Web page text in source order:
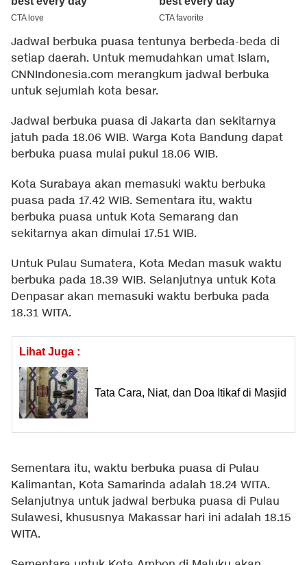
Jadwal berbuka puasa tentunya berbeda-beda di
setiap daerah. Untuk memudahkan umat Islam,
CNNIndonesia.com merangkum jadwal berbuka
untuk sejumlah kota besar.
Jadwal berbuka puasa di Jakarta dan sekitarnya
jatuh pada 18.06 WIB. Warga Kota Bandung dapat
berbuka puasa mulai pukul 18.06 WIB.
Kota Surabaya akan memasuki waktu berbuka
puasa pada 17.42 WIB. Sementara itu, waktu
berbuka puasa untuk Kota Semarang dan
sekitarnya akan dimulai 17.51 WIB.
Untuk Pulau Sumatera, Kota Medan masuk waktu
berbuka pada 18.39 WIB. Selanjutnya untuk Kota
Denpasar akan memasuki waktu berbuka pada
18.31 WITA.
Lihat Juga :
Tata Cara, Niat, dan Doa Itikaf di Masjid
Sementara itu, waktu berbuka puasa di Pulau
Kalimantan, Kota Samarinda adalah 18.24 WITA.
Selanjutnya untuk jadwal berbuka puasa di Pulau
Sulawesi, khususnya Makassar hari ini adalah 18.15
WITA.